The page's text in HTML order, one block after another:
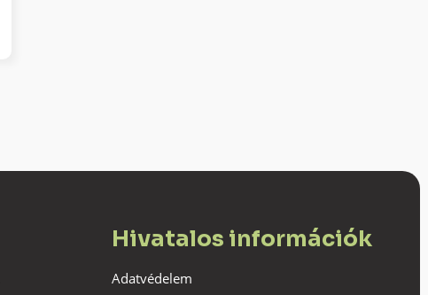
Hivatalos információk
Adatvédelem